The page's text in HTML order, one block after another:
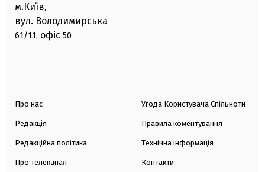
м.Київ,
вул. Володимирська
61/11, офіс 50
Про нас
Редакція
Редакційна політика
Про телеканал
Угода Користувача Спільноти
Правила коментування
Технічна інформація
Контакти